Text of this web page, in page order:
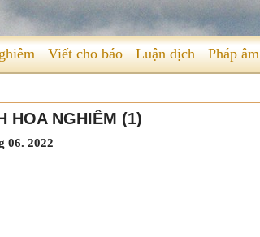
Viết cho báo Luận dịch Pháp âm
HOA NGHIÊM (1)
06. 2022